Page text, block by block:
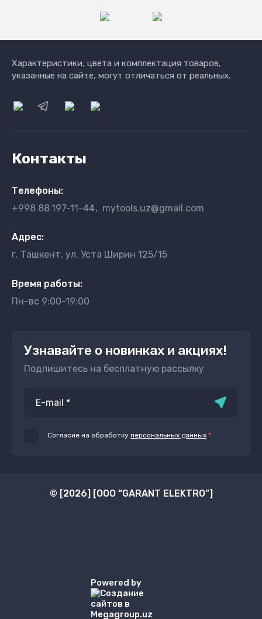
Характеристики, цвета и комплектация товаров,
указанные на сайте, могут отличаться от реальных.
Контакты
Телефоны:
+998 88197-11-44
mytools.uz@gmail.com
Адрес:
г. Ташкент, ул. Уста Ширин 125/15
Время работы:
Пн-вс 9:00-19:00
Узнавайте о новинках и акциях!
Подпишитесь на бесплатную рассылку
Согласие на обработку персональных данных *
© [2026] [ООО “GARANT ELEKTRO”]
Powered by